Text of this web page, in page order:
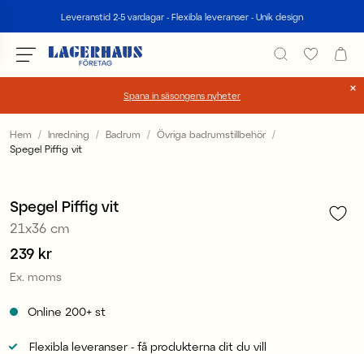
Leveranstid 2-5 vardagar - Flexibla leveranser - Unik design
Spana in säsongens nyheter
Välj språk / valuta
Hem Inredning Badrum
Övriga badrumstillbehör
Spegel Piffig vit
Spegel Piffig vit
21x36 cm
Pris :239 kr
239 kr
Ex. moms
Online 200+ st
Flexibla leveranser - få produkterna dit du vill